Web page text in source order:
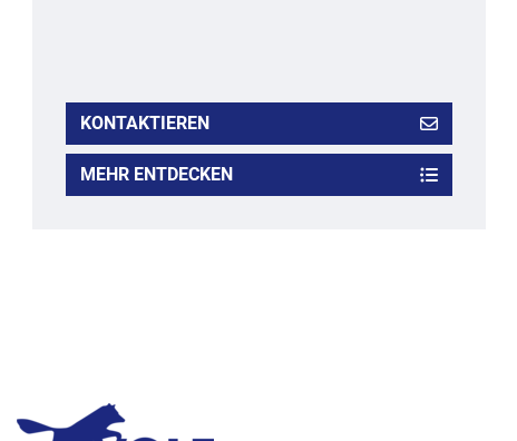
KONTAKTIEREN
MEHR ENTDECKEN